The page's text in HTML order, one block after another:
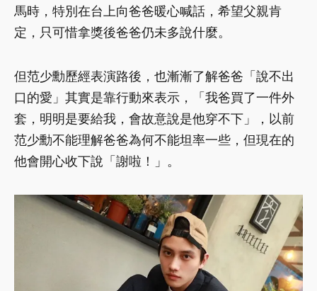
馬時，特別在台上向爸爸暖心喊話，希望父親肯
定，只可惜拿獎後爸爸仍未多說什麼。
但范少勳歷經表演路後，也漸漸了解爸爸「說不出
口的愛」其實是靠行動來表示，「我爸買了一件外
套，明明是要給我，會故意說是他穿不下」，以前
范少勳不能理解爸爸為何不能坦率一些，但現在的
他會開心收下說「謝啦！」。